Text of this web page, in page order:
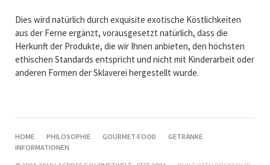
Dies wird natürlich durch exquisite exotische Köstlichkeiten
aus der Ferne ergänzt, vorausgesetzt natürlich, dass die
Herkunft der Produkte, die wir Ihnen anbieten, den höchsten
ethischen Standards entspricht und nicht mit Kinderarbeit oder
anderen Formen der Sklaverei hergestellt wurde.
NAVIGATION
ÜBERSPRINGEN
HOME PHILOSOPHIE GOURMET-FOOD
GETRÄNKE
INFORMATIONEN